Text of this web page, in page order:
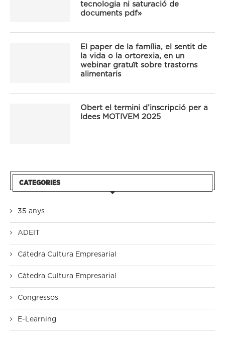
tecnologia ni saturació de
documents pdf»
El paper de la família, el sentit de
la vida o la ortorexia, en un
webinar gratuït sobre trastorns
alimentaris
Obert el termini d’inscripció per a
Idees MOTIVEM 2025
CATEGORIES
35 anys
ADEIT
Cátedra Cultura Empresarial
Càtedra Cultura Empresarial
Congressos
E-Learning